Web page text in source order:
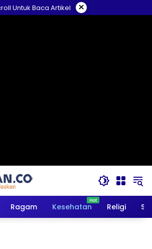
Untuk Baca Artikel ×
Ragam Kesehatan Religi